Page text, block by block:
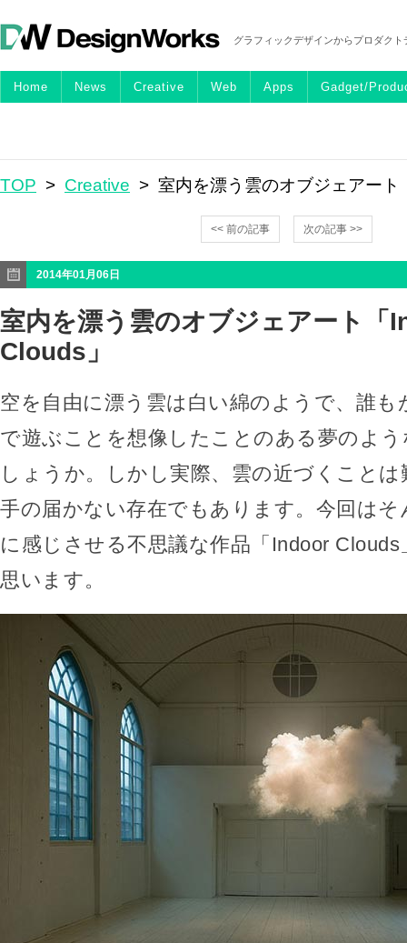
グラフィックデザインからプロダク
Home News Creative Web Apps Gadget/
TOP > Creative > 室内を漂う雲のオブジェアート
<< 前の記事 次の記事 >>
2014年01月06日
室内を漂う雲のオブジェアート「
Clouds」
空を自由に漂う雲は白い綿のようで、誰も
で遊ぶことを想像したことのある夢のよ
しょうか。しかし実際、雲の近づくこと
手の届かない存在でもあります。今回はそ
に感じさせる不思議な作品「Indoor
思います。